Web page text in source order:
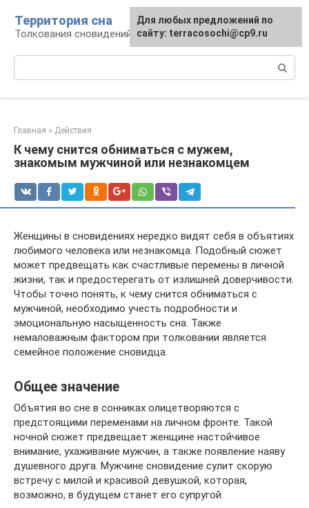
контенту
Территория сна
Толкования сновидений
Главная » Действия
К чему снится обниматься с мужем,
знакомым мужчиной или незнакомцем
Женщины в сновидениях нередко видят себя в объятиях
любимого человека или незнакомца. Подобный сюжет
может предвещать как счастливые перемены в личной
жизни, так и предостерегать от излишней доверчивости.
Чтобы точно понять, к чему снится обниматься с
мужчиной, необходимо учесть подробности и
эмоциональную насыщенность сна. Также
немаловажным фактором при толковании является
семейное положение сновидца.
Общее значение
Объятия во сне в сонниках олицетворяются с
предстоящими переменами на личном фронте. Такой
ночной сюжет предвещает женщине настойчивое
внимание, ухаживание мужчин, а также появление наяву
душевного друга. Мужчине сновидение сулит скорую
встречу с милой и красивой девушкой, которая,
возможно, в будущем станет его супругой.
Для любых предложений по
сайту: terracosochi@cp9.ru